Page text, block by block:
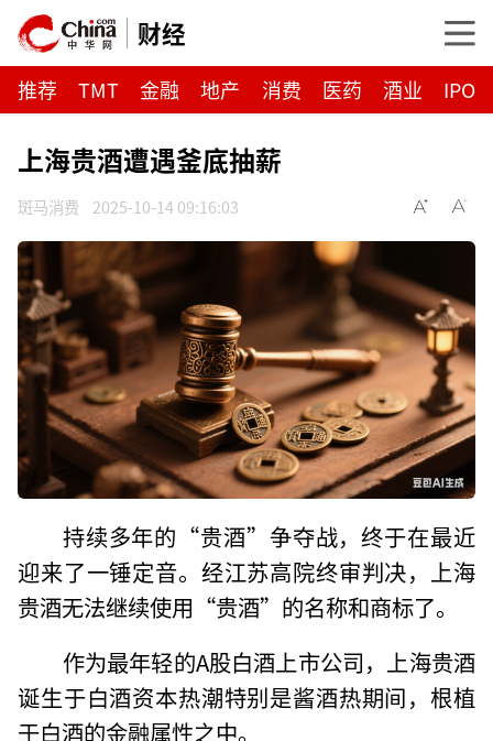
财经
推荐 TMT 金融 地产 消费 医药 酒业 IPO
上海贵酒遭遇釜底抽薪
斑马消费 2025-10-14 09:16:03
持续多年的“贵酒”争夺战，终于在最近
迎来了一锤定音。经江苏高院终审判决，上海
贵酒无法继续使用“贵酒”的名称和商标了。
作为最年轻的A股白酒上市公司，上海贵酒
诞生于白酒资本热潮特别是酱酒热期间，根植
于白酒的金融属性之中。